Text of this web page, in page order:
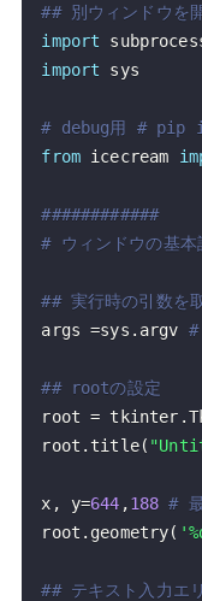
## 別ウィンドウを
import
import
# debug用 #
from icecream
############
# ウィンドウの基本
## 実行時の引数を
args =sys . argv
## rootの設定
root = tkinter .
root .title(
x , y=644 ,188 #
root . geometry(
## テキスト入力